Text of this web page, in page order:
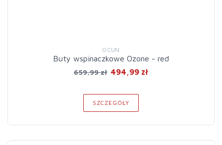
OCUN
Buty wspinaczkowe Ozone - red
659,99 zł 494,99 zł
SZCZEGÓŁY